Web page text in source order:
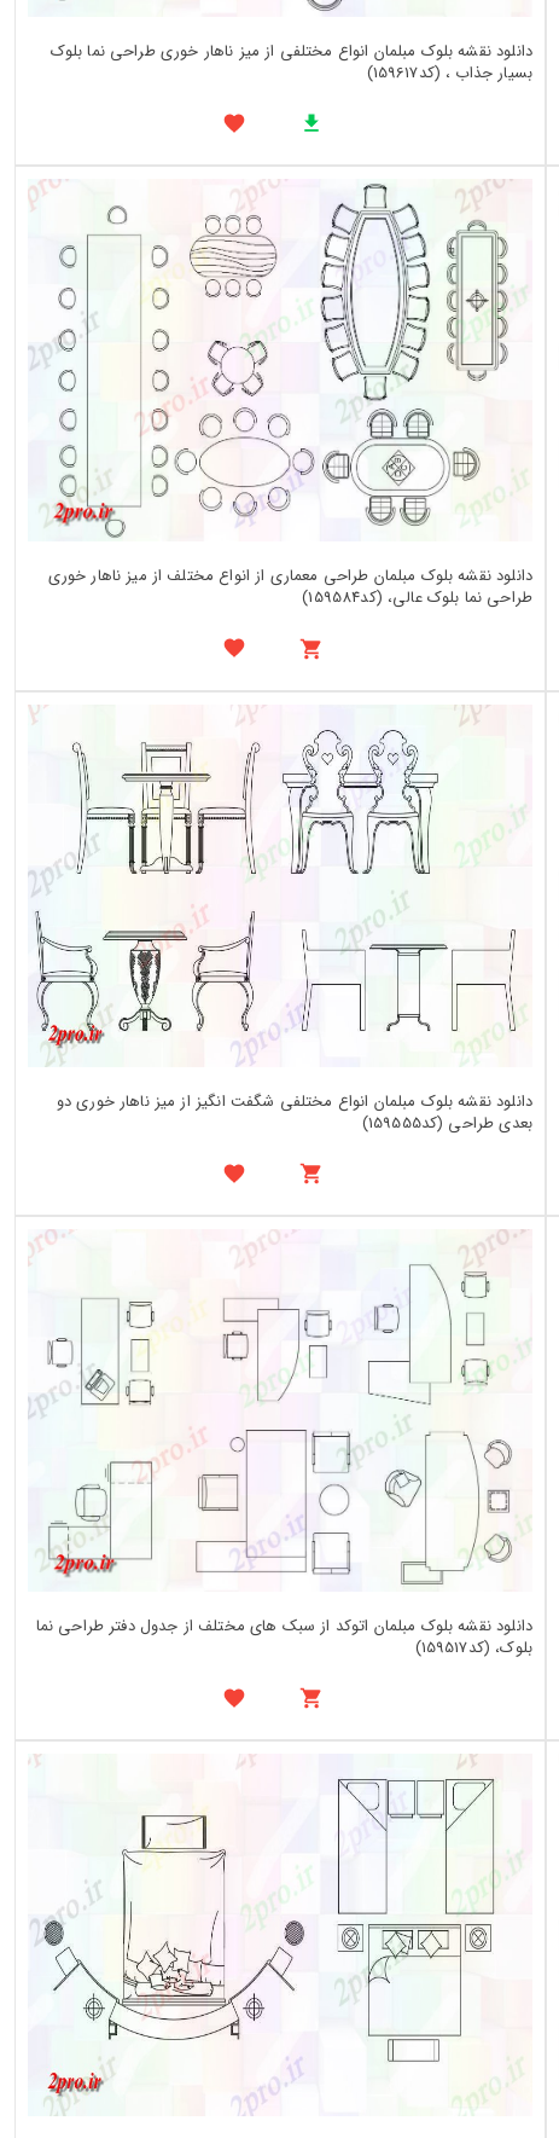
دانلود نقشه بلوک مبلمان انواع مختلفی از میز ناهار خوری طراحی نما بلوک
بسیار جذاب ، (کد159617)
دانلود نقشه بلوک مبلمان طراحی معماری از انواع مختلف از میز ناهار خوری
طراحی نما بلوک عالی، (کد159584)
دانلود نقشه بلوک مبلمان انواع مختلفی شگفت انگیز از میز ناهار خوری دو
بعدی طراحی (کد159555)
دانلود نقشه بلوک مبلمان اتوکد از سبک های مختلف از جدول دفتر طراحی نما
بلوک، (کد159517)